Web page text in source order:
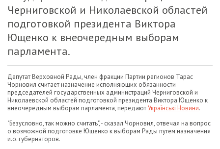
Черниговской и Николаевской областей
подготовкой президента Виктора
Ющенко к внеочередным выборам
парламента.
Депутат Верховной Рады, член фракции Партии регионов Тарас
Чорновил считает назначение исполняющих обязанности
председателей государственных администраций Черниговской и
Николаевской областей подготовкой президента Виктора Ющенко к
внеочередным выборам парламента, передаютУкраїнські Новини.
"Безусловно, так можно считать", - сказал Чорновил, отвечая на вопрос
о возможной подготовке Ющенко к выборам Рады путем назначения
и.о. губернаторов.